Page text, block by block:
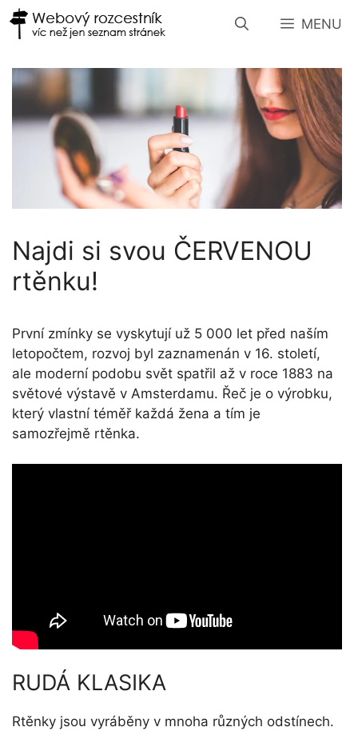
Přeskočit
na
MENU
Najdi si svou ČERVENOU
rtěnku!
První zmínky se vyskytují už 5 000 let před naším
letopočtem, rozvoj byl zaznamenán v 16. století,
ale moderní podobu svět spatřil až v roce 1883 na
světové výstavě v Amsterdamu. Řeč je o výrobku,
který vlastní téměř každá žena a tím je
samozřejmě rtěnka.
RUDÁ KLASIKA
Rtěnky jsou vyráběny v mnoha různých odstínech.